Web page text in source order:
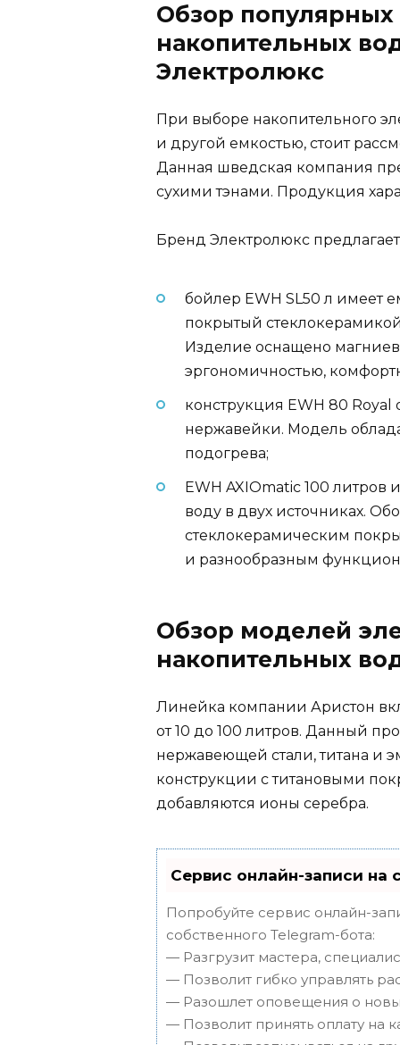
Обзор популярных
накопительных
Электролюкс
При выборе накопительного
и другой емкостью, стоит
Данная шведская компания
сухими тэнами. Продукция
Бренд Электролюкс
бойлер EWH SL50 л имеет
покрытый
Изделие оснащено
эргономичностью,
конструкция EWH 80
нержавейки. Модель
подогрева;
EWH AXIOmatic 100 литров
воду в двух источниках.
стеклокерамическим
и разнообразным
Обзор моделей
накопительных
Линейка компании Аристон
от 10 до 100 литров. Данный
нержавеющей стали, титана и
конструкции с титановыми
добавляются ионы серебра.
Сервис онлайн-записи на
Попробуйте сервис онлайн-
собственного Telegram-бота:
— Разгрузит мастера,
— Позволит гибко управлять
— Разошлет оповещения о
— Позволит принять оплату на